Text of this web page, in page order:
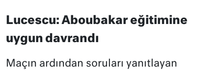
Lucescu: Aboubakar eğitimine
uygun davrandı
Maçın ardından soruları yanıtlayan